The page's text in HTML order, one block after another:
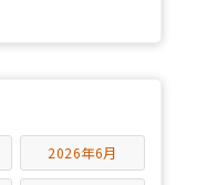
2026年6月